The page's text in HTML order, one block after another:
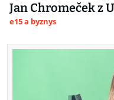
Jan Chromeček z
e15 a byznys